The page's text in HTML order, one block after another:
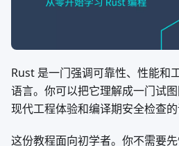
Rust 是一门强调可靠性、性能和
语言。你可以把它理解成一门试图
现代工程体验和编译期安全检查的
这份教程面向初学者。你不需要